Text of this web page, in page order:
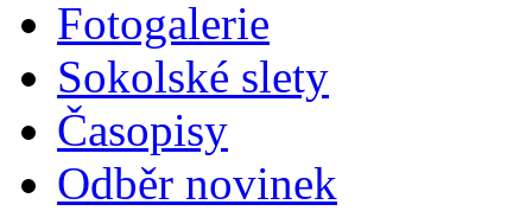
Fotogalerie
Sokolské slety
Časopisy
Odběr novinek